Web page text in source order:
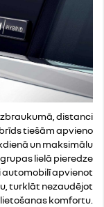
distanci
tiešām apvieno
un maksimālu
lielā pieredze
automobilī apvienot
turklāt nezaudējot
komfortu.